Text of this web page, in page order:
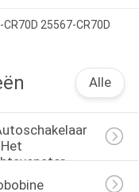
25567-CR70D
Alle